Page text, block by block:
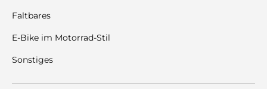
Faltbares
E-Bike im Motorrad-Stil
Sonstiges